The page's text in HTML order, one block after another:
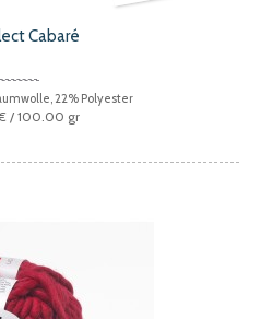
Cabaré
22% Polyester
/ 100.00 gr